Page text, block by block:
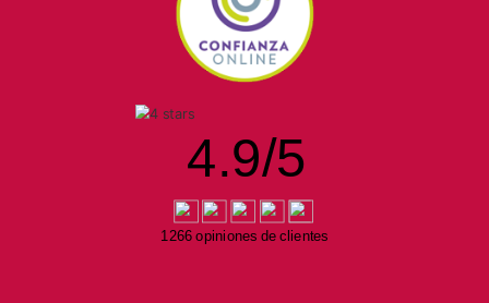
4.9/5
1266 opiniones de clientes